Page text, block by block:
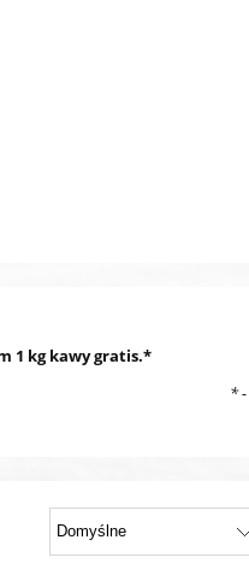
1 kg kawy gratis.*
*